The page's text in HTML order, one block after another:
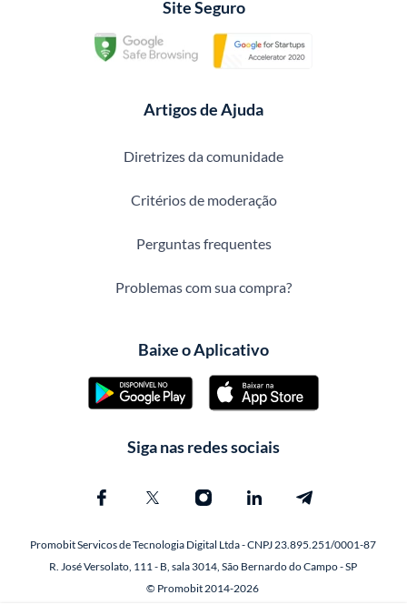
Site Seguro
Artigos de Ajuda
Diretrizes da comunidade
Critérios de moderação
Perguntas frequentes
Problemas com sua compra?
Baixe o Aplicativo
Siga nas redes sociais
Promobit Servicos de Tecnologia Digital Ltda - CNPJ 23.895.251/0001-87
R. José Versolato, 111 - B, sala 3014, São Bernardo do Campo - SP
© Promobit 2014-2026